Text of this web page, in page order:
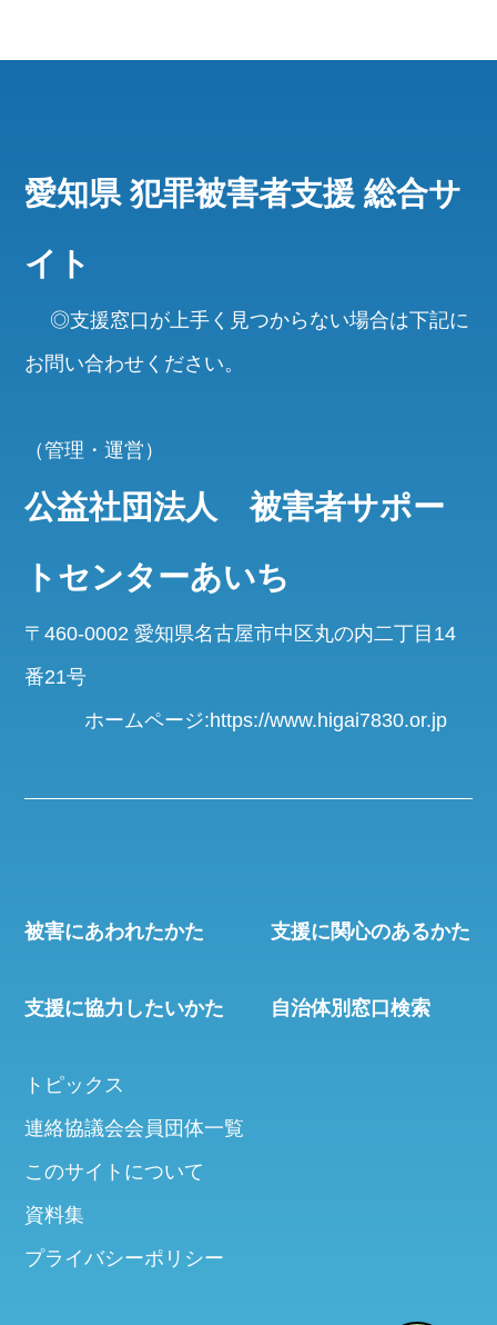
愛知県 犯罪被害者支援 総合サ
イト
◎支援窓口が上手く見つからない場合は下記に
お問い合わせください。
（管理・運営）
公益社団法人 被害者サポー
トセンターあいち
〒460-0002 愛知県名古屋市中区丸の内二丁目14
番21号
ホームページ:https://www.higai7830.or.jp
被害にあわれたかた 支援に関心のあるかた
支援に協力したいかた 自治体別窓口検索
トピックス
連絡協議会会員団体一覧
このサイトについて
資料集
プライバシーポリシー